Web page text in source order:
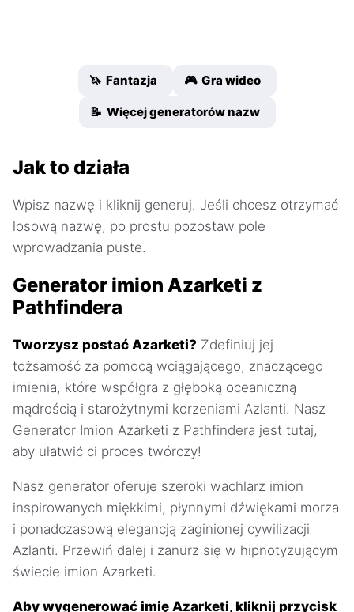
🦄 Fantazja 🎮 Gra wideo
📝 Więcej generatorów nazw
Jak to działa
Wpisz nazwę i kliknij generuj. Jeśli chcesz otrzymać
losową nazwę, po prostu pozostaw pole
wprowadzania puste.
Generator imion Azarketi z
Pathfindera
Tworzysz postać Azarketi? Zdefiniuj jej
tożsamość za pomocą wciągającego, znaczącego
imienia, które współgra z głęboką oceaniczną
mądrością i starożytnymi korzeniami Azlanti. Nasz
Generator Imion Azarketi z Pathfindera jest tutaj,
aby ułatwić ci proces twórczy!
Nasz generator oferuje szeroki wachlarz imion
inspirowanych miękkimi, płynnymi dźwiękami morza
i ponadczasową elegancją zaginionej cywilizacji
Azlanti. Przewiń dalej i zanurz się w hipnotyzującym
świecie imion Azarketi.
Aby wygenerować imię Azarketi, kliknij przycisk